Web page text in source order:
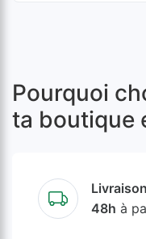
Pourquoi
ta boutique
48h à